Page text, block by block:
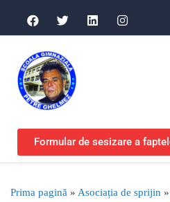
Formular de sesizare a
Prima pagină » Asociația de sprijin »